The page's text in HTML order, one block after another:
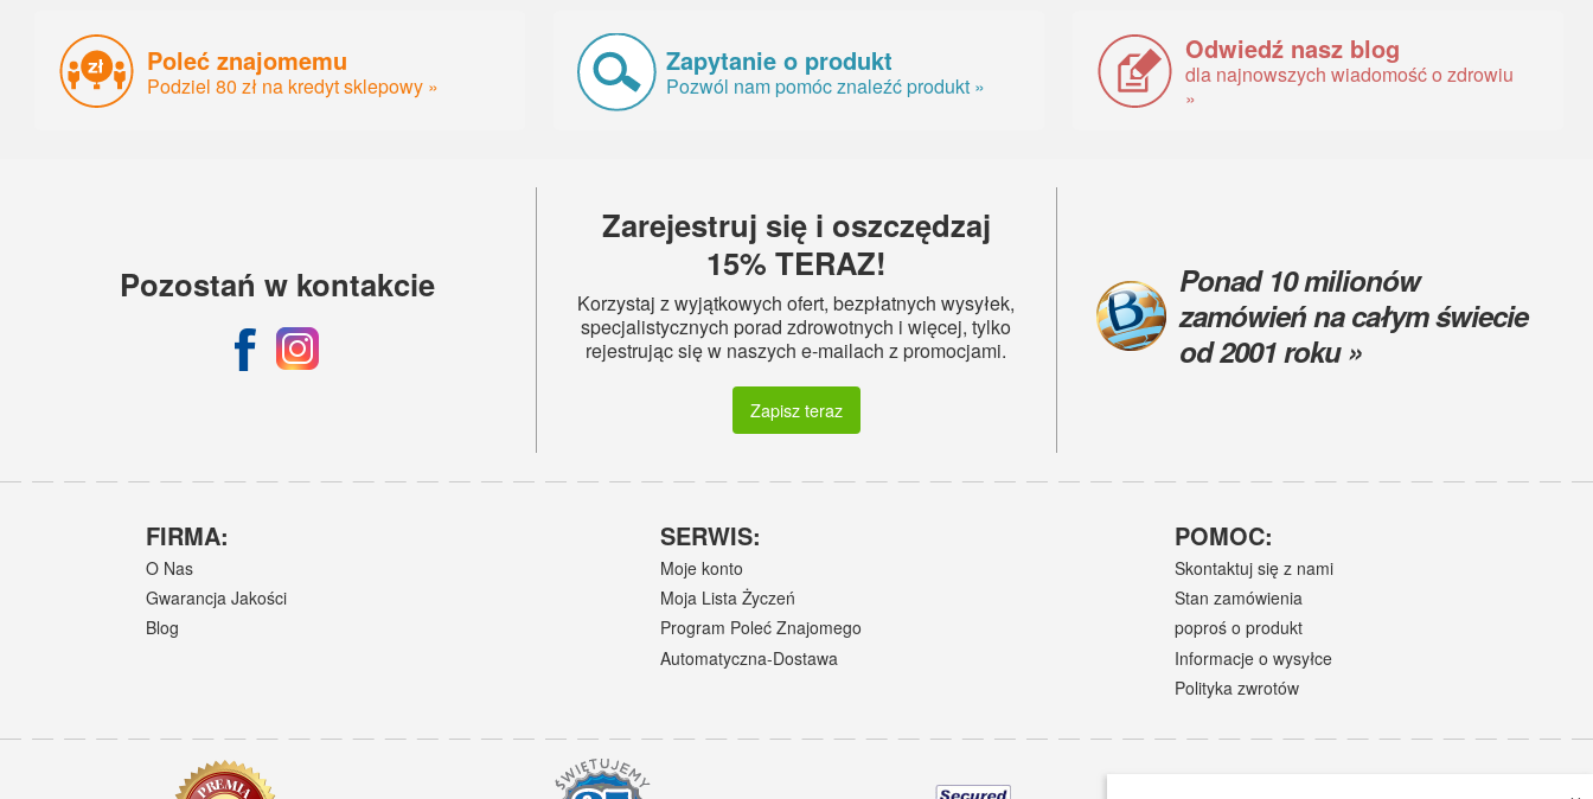
Poleć znajomemu
Podziel 80 zł na kredyt sklepowy »
Zapytanie o produkt
Pozwól nam pomóc znaleźć produkt »
Odwiedź nasz blog
dla najnowszych wiadomość o zdrowiu
»
Pozostań w kontakcie
Zarejestruj się i oszczędzaj
15% TERAZ!
Korzystaj z wyjątkowych ofert, bezpłatnych wysyłek,
specjalistycznych porad zdrowotnych i więcej, tylko
rejestrując się w naszych e-mailach z promocjami.
Zapisz teraz
Ponad 10 milionów
zamówień na całym świecie
od 2001 roku »
FIRMA:
O Nas
Gwarancja Jakości
Blog
SERWIS:
Moje konto
Moja Lista Życzeń
Program Poleć Znajomego
Automatyczna-Dostawa
POMOC:
Skontaktuj się z nami
Stan zamówienia
poproś o produkt
Informacje o wysyłce
Polityka zwrotów